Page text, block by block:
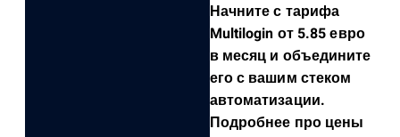
Начните с тарифа
Multilogin от 5.85 евро
в месяц и объедините
его с вашим стеком
автоматизации.
Подробнее про цены